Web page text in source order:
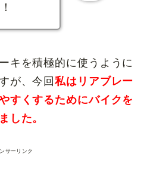
キを積極的に使うように
が、今回私はリアブレー
すくするためにバイクを
した。
サーリンク